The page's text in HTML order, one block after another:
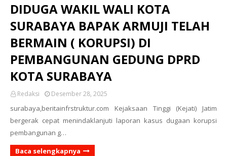
DIDUGA WAKIL WALI KOTA
SURABAYA BAPAK ARMUJI TELAH
BERMAIN ( KORUPSI) DI
PEMBANGUNAN GEDUNG DPRD
KOTA SURABAYA
Redaksi Desember 28, 2025
surabaya,beritainfrstruktur.com Kejaksaan Tinggi (Kejati) Jatim
bergerak cepat menindaklanjuti laporan kasus dugaan korupsi
pembangunan g…
Baca selengkapnya